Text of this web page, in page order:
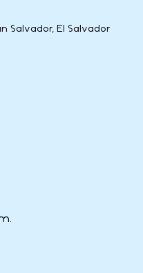
Salvador, El Salvador